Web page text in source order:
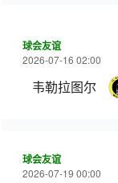
球会友谊
2026-07-16 02:00
韦勒拉图尔
球会友谊
2026-07-19 00:00